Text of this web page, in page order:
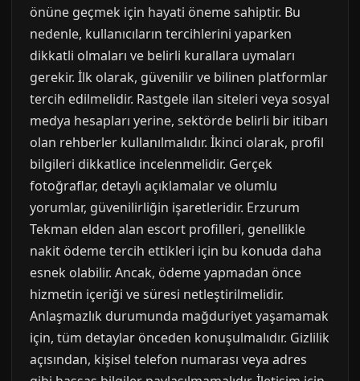
önüne geçmek için hayati öneme sahiptir. Bu
nedenle, kullanıcıların tercihlerini yaparken
dikkatli olmaları ve belirli kurallara uymaları
gerekir. İlk olarak, güvenilir ve bilinen platformlar
tercih edilmelidir. Rastgele ilan siteleri veya sosyal
medya hesapları yerine, sektörde belirli bir itibarı
olan rehberler kullanılmalıdır. İkinci olarak, profil
bilgileri dikkatlice incelenmelidir. Gerçek
fotoğraflar, detaylı açıklamalar ve olumlu
yorumlar, güvenilirliğin işaretleridir. Erzurum
Tekman elden alan escort profilleri, genellikle
nakit ödeme tercih ettikleri için bu konuda daha
esnek olabilir. Ancak, ödeme yapmadan önce
hizmetin içeriği ve süresi netleştirilmelidir.
Anlaşmazlık durumunda mağduriyet yaşamamak
için, tüm detaylar önceden konuşulmalıdır. Gizlilik
açısından, kişisel telefon numarası veya adres